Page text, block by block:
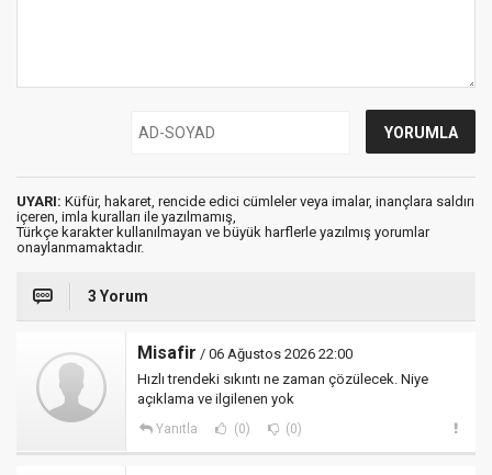
UYARI: Küfür, hakaret, rencide edici cümleler veya imalar, inançlara saldırı
içeren, imla kuralları ile yazılmamış,
Türkçe karakter kullanılmayan ve büyük harflerle yazılmış yorumlar
onaylanmamaktadır.
3 Yorum
Misafir / 06 Ağustos 2026 22:00
Hızlı trendeki sıkıntı ne zaman çözülecek. Niye
açıklama ve ilgilenen yok
Yanıtla (0) (0)